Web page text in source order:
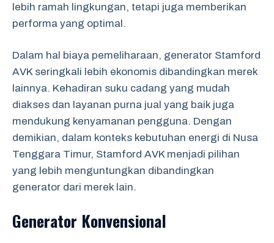
lebih ramah lingkungan, tetapi juga memberikan
performa yang optimal.
Dalam hal biaya pemeliharaan, generator Stamford
AVK seringkali lebih ekonomis dibandingkan merek
lainnya. Kehadiran suku cadang yang mudah
diakses dan layanan purna jual yang baik juga
mendukung kenyamanan pengguna. Dengan
demikian, dalam konteks kebutuhan energi di Nusa
Tenggara Timur, Stamford AVK menjadi pilihan
yang lebih menguntungkan dibandingkan
generator dari merek lain.
Generator Konvensional